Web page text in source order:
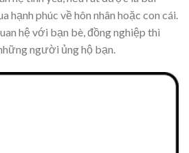
hạnh phúc về hôn nhân hoặc con cái.
hệ với bạn bè, đồng nghiệp thì
người ủng hộ bạn.